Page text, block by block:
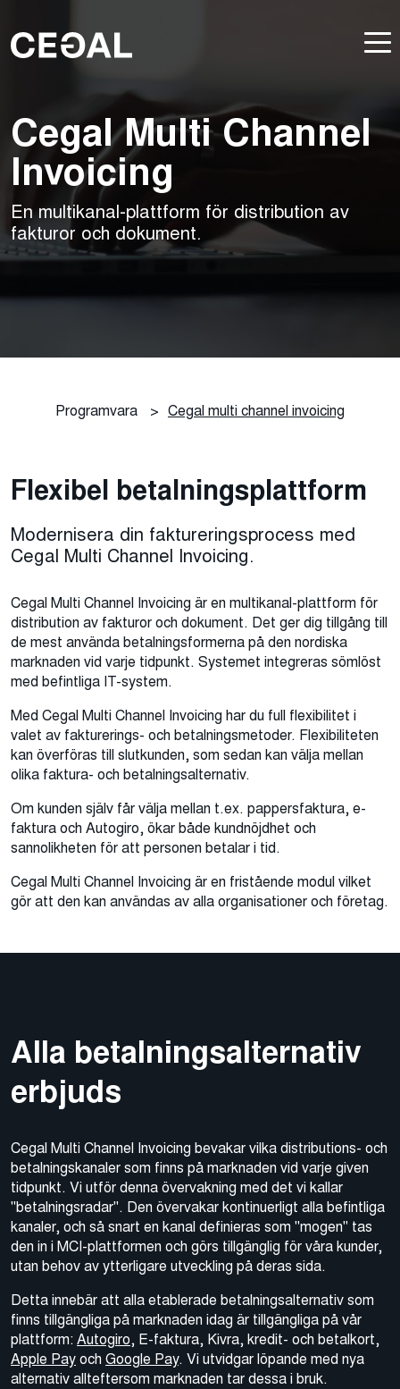
Cegal Multi Channel
Invoicing
En multikanal-plattform för distribution av
fakturor och dokument.
Programvara > Cegal multi channel invoicing
Flexibel betalningsplattform
Modernisera din faktureringsprocess med
Cegal Multi Channel Invoicing.
Cegal Multi Channel Invoicing är en multikanal-plattform för
distribution av fakturor och dokument. Det ger dig tillgång till
de mest använda betalningsformerna på den nordiska
marknaden vid varje tidpunkt. Systemet integreras sömlöst
med befintliga IT-system.
Med Cegal Multi Channel Invoicing har du full flexibilitet i
valet av fakturerings- och betalningsmetoder. Flexibiliteten
kan överföras till slutkunden, som sedan kan välja mellan
olika faktura- och betalningsalternativ.
Om kunden själv får välja mellan t.ex. pappersfaktura, e-
faktura och Autogiro, ökar både kundnöjdhet och
sannolikheten för att personen betalar i tid.
Cegal Multi Channel Invoicing är en fristående modul vilket
gör att den kan användas av alla organisationer och företag.
Alla betalningsalternativ
erbjuds
Cegal Multi Channel Invoicing bevakar vilka distributions- och
betalningskanaler som finns på marknaden vid varje given
tidpunkt. Vi utför denna övervakning med det vi kallar
"betalningsradar". Den övervakar kontinuerligt alla befintliga
kanaler, och så snart en kanal definieras som "mogen" tas
den in i MCI-plattformen och görs tillgänglig för våra kunder,
utan behov av ytterligare utveckling på deras sida.
Detta innebär att alla etablerade betalningsalternativ som
finns tillgängliga på marknaden idag är tillgängliga på vår
plattform:Autogiro, E-faktura, Kivra, kredit- och betalkort,
Apple Payoch Google Pay. Vi utvidgar löpande med nya
alternativ allteftersom marknaden tar dessa i bruk.